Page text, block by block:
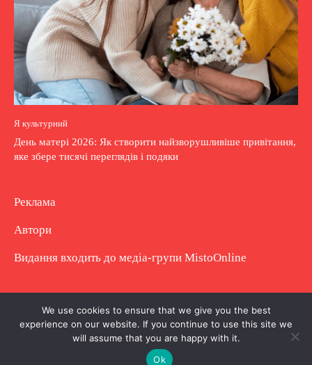
Я культурний
День матері 2026: Як створити найзворушливіше привітання,
яке збере тисячі переглядів і подяки
Реклама
Автори
Видання входить до медіа-групи MistoOnline
Copyright © Повне використання матеріалу
заборонено. Частково можна з гіперпосиланням.
We use cookies to ensure that we give you the best
experience on our website. If you continue to use this site we
will assume that you are happy with it.
Ok